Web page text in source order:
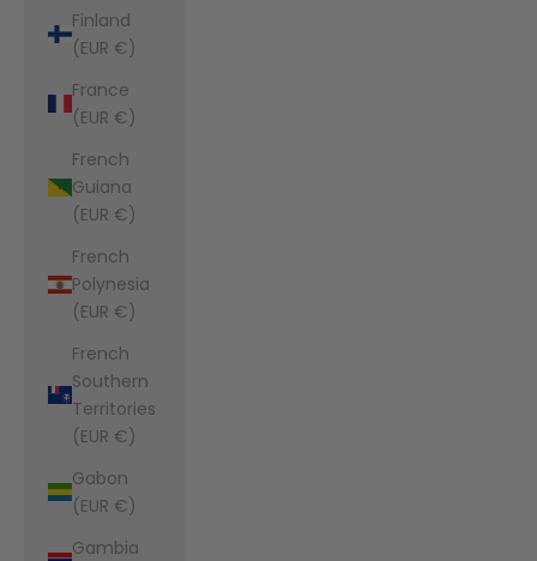
Finland
(EUR €)
France
(EUR €)
French
Guiana
(EUR €)
French
Polynesia
(EUR €)
French
Southern
Territories
(EUR €)
Gabon
(EUR €)
Gambia